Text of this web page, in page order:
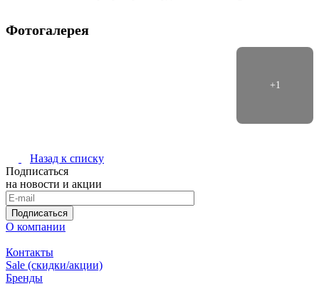
Фотогалерея
Назад к списку
Подписаться
на новости и акции
Подписаться
О компании
Контакты
Sale (скидки/акции)
Бренды